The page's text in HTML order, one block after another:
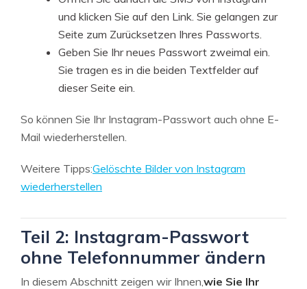
und klicken Sie auf den Link. Sie gelangen zur
Seite zum Zurücksetzen Ihres Passworts.
Geben Sie Ihr neues Passwort zweimal ein.
Sie tragen es in die beiden Textfelder auf
dieser Seite ein.
So können Sie Ihr Instagram-Passwort auch ohne E-
Mail wiederherstellen.
Weitere Tipps:Gelöschte Bilder von Instagram
wiederherstellen
Teil 2: Instagram-Passwort
ohne Telefonnummer ändern
In diesem Abschnitt zeigen wir Ihnen, wie Sie Ihr